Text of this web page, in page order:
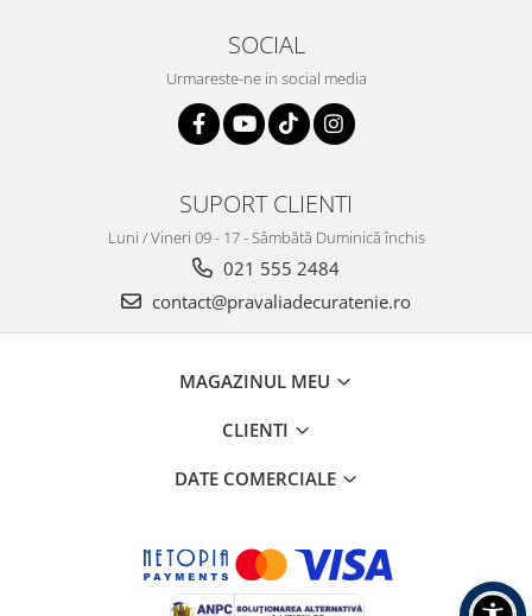
SOCIAL
Urmareste-ne in social media
SUPORT CLIENTI
Luni / Vineri 09 - 17 - Sâmbătă Duminică închis
021 555 2484
contact@pravaliadecuratenie.ro
MAGAZINUL MEU
CLIENTI
DATE COMERCIALE